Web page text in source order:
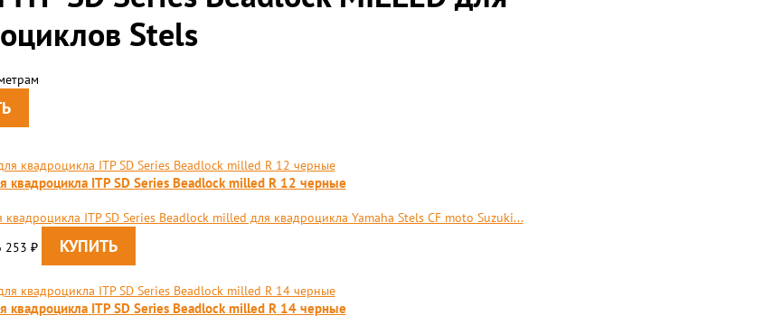
Stels
квадроцикла ITP SD Series Beadlock milled R 12 черные
квадроцикла ITP SD Series Beadlock milled для квадроцикла Yamaha Stels CF moto Suzuki...
253 ₽
квадроцикла ITP SD Series Beadlock milled R 14 черные